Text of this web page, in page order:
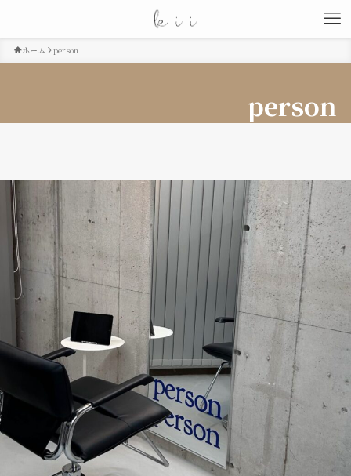
ホーム person
person